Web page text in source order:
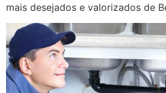
mais desejados e valorizados de